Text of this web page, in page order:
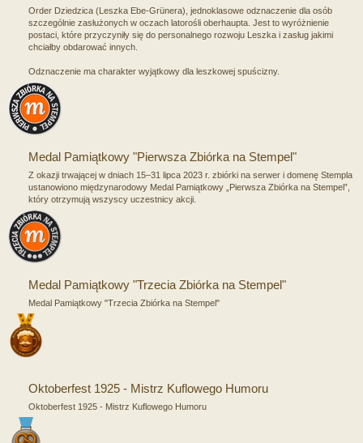
Order Dziedzica (Leszka Ebe-Grünera), jednoklasowe odznaczenie dla osób
szczególnie zasłużonych w oczach latorośli oberhaupta. Jest to wyróżnienie
postaci, które przyczyniły się do personalnego rozwoju Leszka i zasług jakimi
chciałby obdarować innych.
Odznaczenie ma charakter wyjątkowy dla leszkowej spuścizny.
Medal Pamiątkowy "Pierwsza Zbiórka na Stempel"
Z okazji trwającej w dniach 15–31 lipca 2023 r. zbiórki na serwer i domenę Stempla
ustanowiono międzynarodowy Medal Pamiątkowy „Pierwsza Zbiórka na Stempel”,
który otrzymują wszyscy uczestnicy akcji.
Medal Pamiątkowy "Trzecia Zbiórka na Stempel"
Medal Pamiątkowy "Trzecia Zbiórka na Stempel"
Oktoberfest 1925 - Mistrz Kuflowego Humoru
Oktoberfest 1925 - Mistrz Kuflowego Humoru